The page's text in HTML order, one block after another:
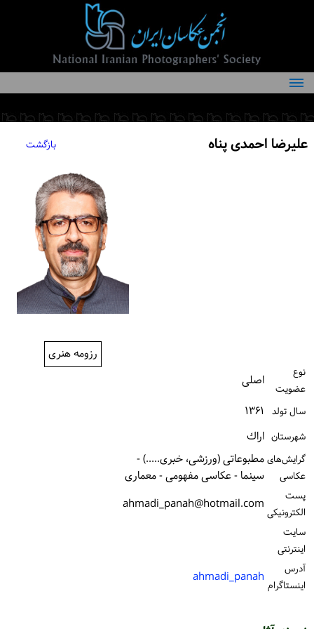
درباره انجمن
کمیته‌های انجمن
اعضاء انجمنعلیرضا احمدی پناه بازگشت
رزومه هنری
نوع
عضویت
اصلی
سال تولد ۱۳۶۱
شهرستان اراك
گرایش‌های
عکاسی
مطبوعاتی (ورزشی، خبری.....) -
سینما - عکاسی مفهومی - معماری
پست
الكترونیكی ahmadi_panah@hotmail.com
سایت
اینترنتی
آدرس
اینستاگرام ahmadi_panah